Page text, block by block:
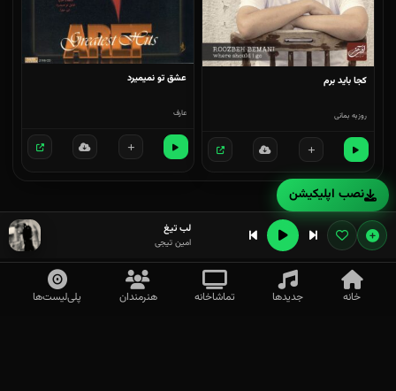
کجا باید برم
روزبه بمانی
عشق تو نمیمیرد
عارف
لب تیغ
امین تیجی
خانه جدیدها تماشاخانه هنرمندان پلی‌لیست‌ها
نصب اپلیکیشن